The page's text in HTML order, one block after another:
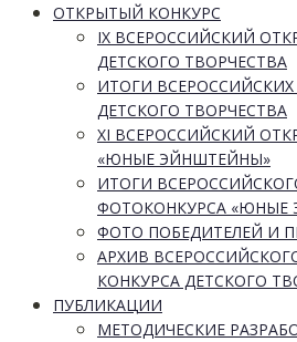
ОТКРЫТЫЙ КОНКУРС
IX ВСЕРОССИЙСКИЙ
ДЕТСКОГО ТВОРЧЕСТВА
ИТОГИ
ДЕТСКОГО ТВОРЧЕСТВА
XI ВСЕРОССИЙСКИЙ
«ЮНЫЕ ЭЙНШТЕЙНЫ»
ИТОГИ
ФОТОКОНКУРСА «ЮНЫЕ
ФОТО ПОБЕДИТЕЛЕЙ И
АРХИВ
КОНКУРСА ДЕТСКОГО
ПУБЛИКАЦИИ
МЕТОДИЧЕСКИЕ